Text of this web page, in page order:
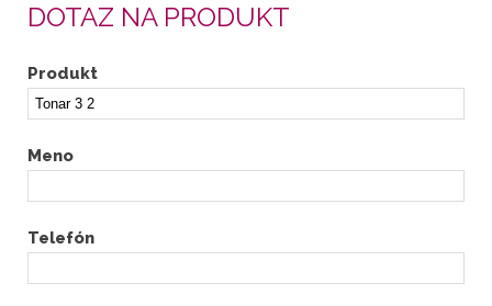
DOTAZ NA PRODUKT
Produkt
Meno
Telefón